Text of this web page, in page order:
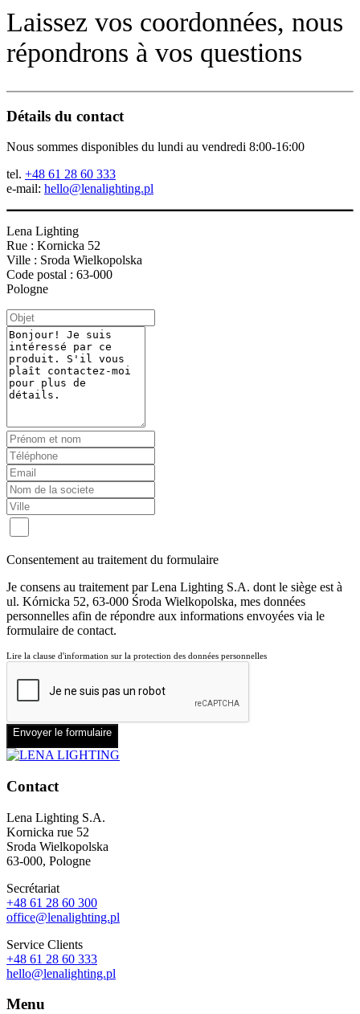
Laissez vos coordonnées, nous
répondrons à vos questions
Détails du contact
Nous sommes disponibles du lundi au vendredi 8:00-16:00
tel. +48 61 28 60 333
e-mail: hello@lenalighting.pl
Lena Lighting
Rue : Kornicka 52
Ville : Sroda Wielkopolska
Code postal : 63-000
Pologne
Consentement au traitement du formulaire
Je consens au traitement par Lena Lighting S.A. dont le siège est à
ul. Kórnicka 52, 63-000 Środa Wielkopolska, mes données
personnelles afin de répondre aux informations envoyées via le
formulaire de contact.
Lire la clause d'information sur la protection des données personnelles
Envoyer le formulaire
Contact
Lena Lighting S.A.
Kornicka rue 52
Sroda Wielkopolska
63-000, Pologne
Secrétariat
+48 61 28 60 300
office@lenalighting.pl
Service Clients
+48 61 28 60 333
hello@lenalighting.pl
Menu